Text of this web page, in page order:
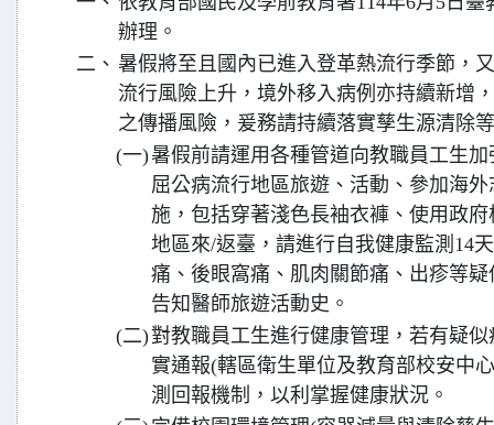
辦理。
二、 暑假將至且國內已進入登革熱流行季節，
流行風險上升，境外移入病例亦持續新增
之傳播風險，爰務請持續落實孳生源清除
(一)暑假前請運用各種管道向教職員工生
屈公病流行地區旅遊、活動、參加海
施，包括穿著淺色長袖衣褲、使用政
地區來/返臺，請進行自我健康監測14
痛、後眼窩痛、肌肉關節痛、出疹等
告知醫師旅遊活動史。
(二)對教職員工生進行健康管理，若有疑
實通報(轄區衛生單位及教育部校安中
測回報機制，以利掌握健康狀況。